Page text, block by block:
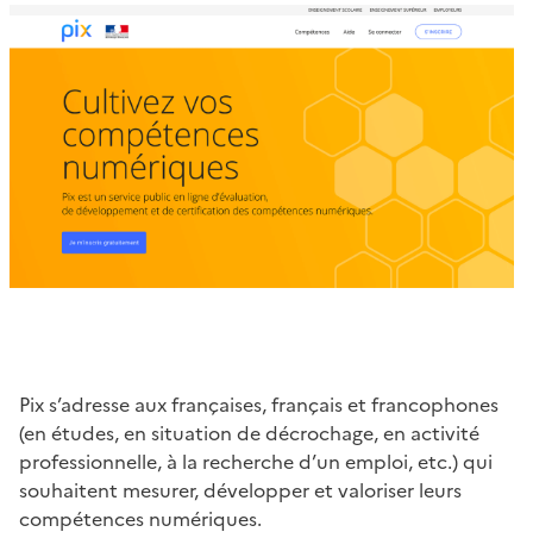
Pix s’adresse aux françaises, français et francophones
(en études, en situation de décrochage, en activité
professionnelle, à la recherche d’un emploi, etc.) qui
souhaitent mesurer, développer et valoriser leurs
compétences numériques.